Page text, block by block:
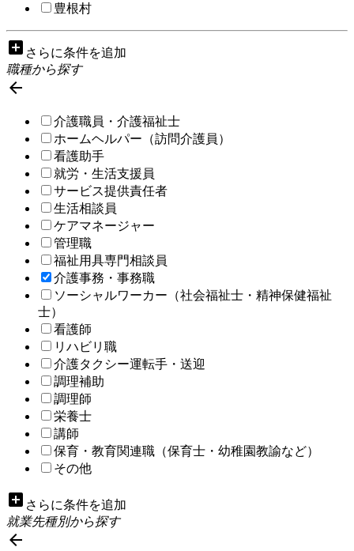
豊根村
add_box さらに条件を追加
職種から探す

介護職員・介護福祉士
ホームヘルパー（訪問介護員）
看護助手
就労・生活支援員
サービス提供責任者
生活相談員
ケアマネージャー
管理職
福祉用具専門相談員
介護事務・事務職
ソーシャルワーカー（社会福祉士・精神保健福祉
士）
看護師
リハビリ職
介護タクシー運転手・送迎
調理補助
調理師
栄養士
講師
保育・教育関連職（保育士・幼稚園教諭など）
その他
add_box さらに条件を追加
就業先種別から探す
